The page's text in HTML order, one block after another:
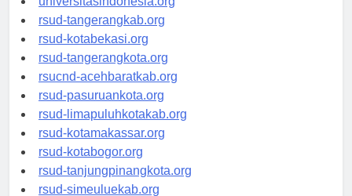
universitasindonesia.org
rsud-tangerangkab.org
rsud-kotabekasi.org
rsud-tangerangkota.org
rsucnd-acehbaratkab.org
rsud-pasuruankota.org
rsud-limapuluhkotakab.org
rsud-kotamakassar.org
rsud-kotabogor.org
rsud-tanjungpinangkota.org